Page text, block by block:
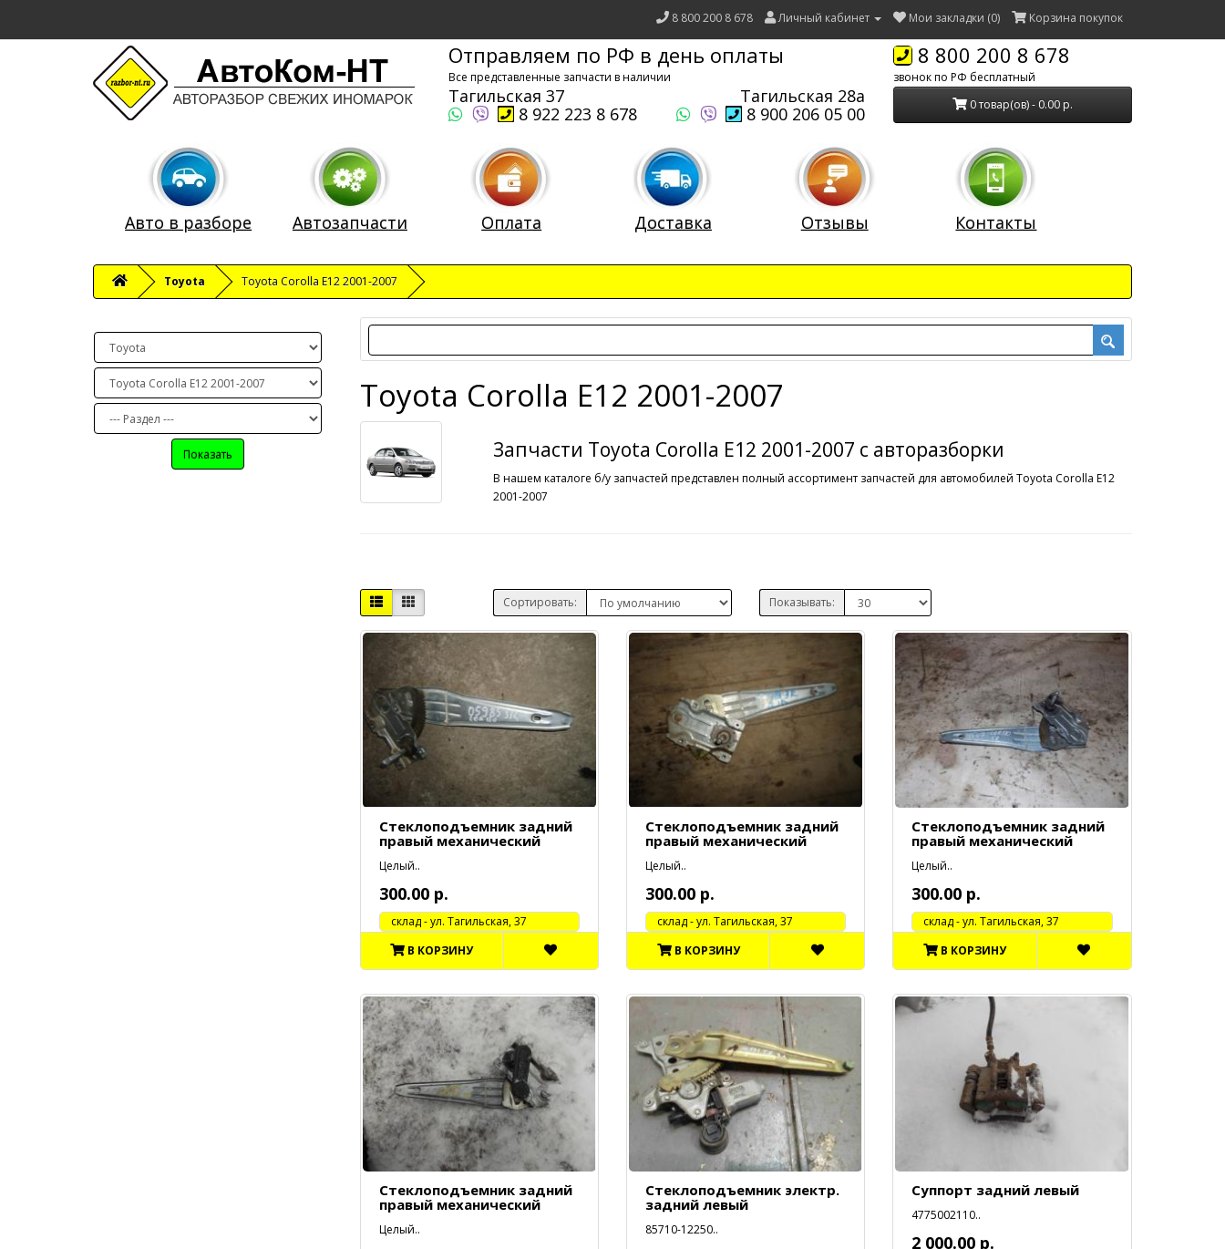
8 800 200 8 678 Личный кабинет Мои закладки (0) Корзина покупок
Отправляем по РФ в день оплаты
Все представленные запчасти в наличии
Тагильская 37
Тагильская 28а
8 922 223 8 678
8 900 206 05 00
8 800 200 8 678
звонок по РФ бесплатный
0 товар(ов) - 0.00 р.
Авто в разборе Автозапчасти Оплата Доставка Отзывы Контакты
Toyota Toyota Corolla E12 2001-2007
Показать
Toyota Corolla E12 2001-2007
Запчасти Toyota Corolla E12 2001-2007 с авторазборки
В нашем каталоге б/у запчастей представлен полный ассортимент запчастей для автомобилей Toyota Corolla E12
2001-2007
Сортировать: Показывать:
Стеклоподъемник задний
правый механический
Целый..
300.00 р.
cклад - ул. Тагильская, 37
В КОРЗИНУ
Стеклоподъемник задний
правый механический
Целый..
300.00 р.
cклад - ул. Тагильская, 37
В КОРЗИНУ
Стеклоподъемник задний
правый механический
Целый..
300.00 р.
cклад - ул. Тагильская, 37
В КОРЗИНУ
Стеклоподъемник задний
правый механический
Целый..
Стеклоподъемник электр.
задний левый
85710-12250..
Суппорт задний левый
4775002110..
2 000.00 р.